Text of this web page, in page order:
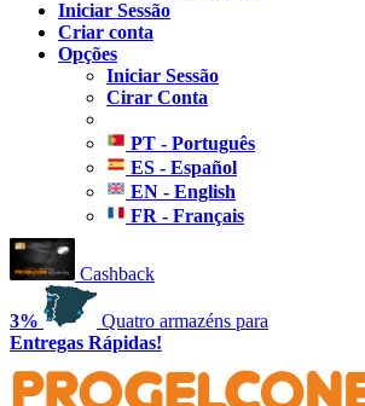
Iniciar Sessão
Criar conta
Opções
Iniciar Sessão
Cirar Conta
PT - Português
ES - Español
EN - English
FR - Français
Cashback
3%
Quatro armazéns para
Entregas Rápidas!